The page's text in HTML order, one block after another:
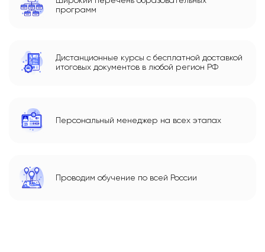
программ
Дистанционные курсы с бесплатной доставкой
итоговых документов в любой регион РФ
Персональный менеджер на всех этапах
Проводим обучение по всей России